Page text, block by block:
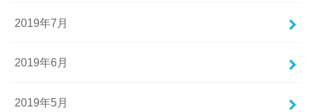
2019年7月
2019年6月
2019年5月